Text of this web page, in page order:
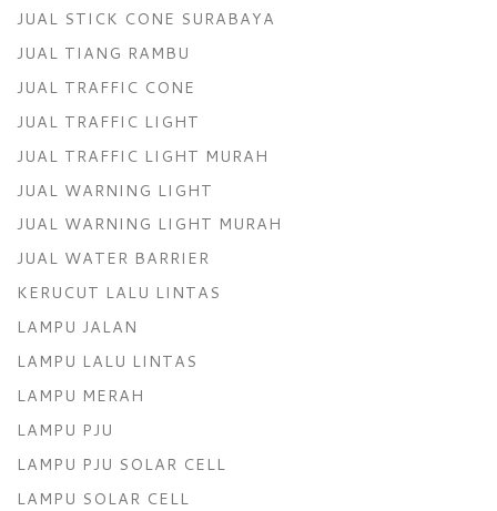
JUAL STICK CONE SURABAYA
JUAL TIANG RAMBU
JUAL TRAFFIC CONE
JUAL TRAFFIC LIGHT
JUAL TRAFFIC LIGHT MURAH
JUAL WARNING LIGHT
JUAL WARNING LIGHT MURAH
JUAL WATER BARRIER
KERUCUT LALU LINTAS
LAMPU JALAN
LAMPU LALU LINTAS
LAMPU MERAH
LAMPU PJU
LAMPU PJU SOLAR CELL
LAMPU SOLAR CELL